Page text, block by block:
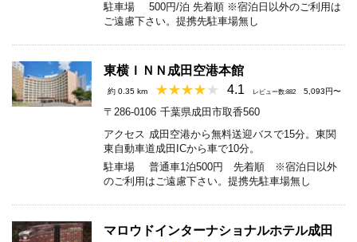
駐車場
500円/泊 先着順 ※宿泊日以外のご利用は
ご遠慮下さい。提携先駐車場無し
東横ＩＮＮ成田空港本館
約 0.35 km 4.1 レビュー数:882 5,093円〜
〒286-0106 千葉県成田市取香560
アクセス 成田空港から無料送迎バスで15分。東関
東自動車道成田ICから車で10分。
駐車場
普通車1泊500円 先着順 ※宿泊日以外
のご利用はご遠慮下さい。提携先駐車場無し
マロウドインターナショナルホテル成田